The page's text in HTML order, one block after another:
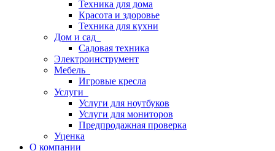
Техника для дома
Красота и здоровье
Техника для кухни
Дом и сад
Садовая техника
Электроинструмент
Мебель
Игровые кресла
Услуги
Услуги для ноутбуков
Услуги для мониторов
Предпродажная проверка
Уценка
О компании